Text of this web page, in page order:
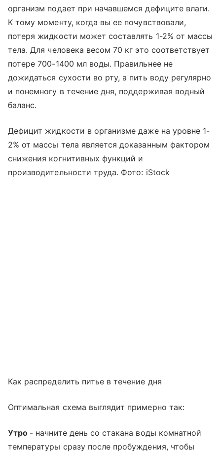
организм подает при начавшемся дефиците влаги.
К тому моменту, когда вы ее почувствовали,
потеря жидкости может составлять 1-2% от массы
тела. Для человека весом 70 кг это соответствует
потере 700-1400 мл воды. Правильнее не
дожидаться сухости во рту, а пить воду регулярно
и понемногу в течение дня, поддерживая водный
баланс.
Дефицит жидкости в организме даже на уровне 1-
2% от массы тела является доказанным фактором
снижения когнитивных функций и
производительности труда. Фото: iStock
Как распределить питье в течение дня
Оптимальная схема выглядит примерно так:
Утро - начните день со стакана воды комнатной
температуры сразу после пробуждения, чтобы